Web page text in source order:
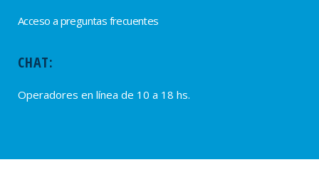
Acceso a preguntas frecuentes
CHAT:
Operadores en línea de 10 a 18 hs.
PROVEEDORES